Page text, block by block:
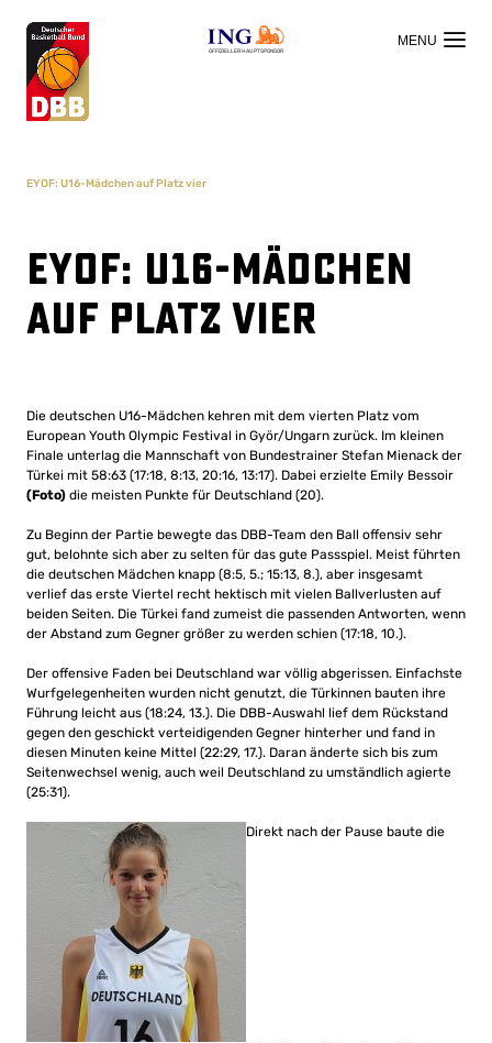
OFFIZIELLER HAUPTSPONSOR
EYOF: U16-Mädchen auf Platz vier
EYOF: U16-Mädchen
auf Platz vier
Die deutschen U16-Mädchen kehren mit dem vierten Platz vom
European Youth Olympic Festival in Györ/Ungarn zurück. Im kleinen
Finale unterlag die Mannschaft von Bundestrainer Stefan Mienack der
Türkei mit 58:63 (17:18, 8:13, 20:16, 13:17). Dabei erzielte Emily Bessoir
(Foto) die meisten Punkte für Deutschland (20).
Zu Beginn der Partie bewegte das DBB-Team den Ball offensiv sehr
gut, belohnte sich aber zu selten für das gute Passspiel. Meist führten
die deutschen Mädchen knapp (8:5, 5.; 15:13, 8.), aber insgesamt
verlief das erste Viertel recht hektisch mit vielen Ballverlusten auf
beiden Seiten. Die Türkei fand zumeist die passenden Antworten, wenn
der Abstand zum Gegner größer zu werden schien (17:18, 10.).
Der offensive Faden bei Deutschland war völlig abgerissen. Einfachste
Wurfgelegenheiten wurden nicht genutzt, die Türkinnen bauten ihre
Führung leicht aus (18:24, 13.). Die DBB-Auswahl lief dem Rückstand
gegen den geschickt verteidigenden Gegner hinterher und fand in
diesen Minuten keine Mittel (22:29, 17.). Daran änderte sich bis zum
Seitenwechsel wenig, auch weil Deutschland zu umständlich agierte
(25:31).
Direkt nach der Pause baute die